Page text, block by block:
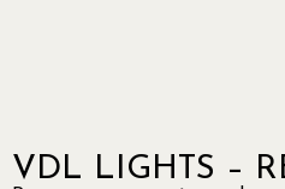
VDL LIGHTS –